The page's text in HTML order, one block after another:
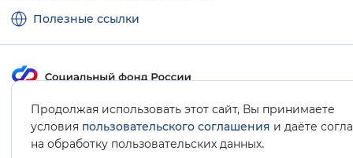
Продолжая использовать этот сайт, Вы принимаете
условия пользовательского соглашения и даёте
на обработку пользовательских данных.
Полезные ссылки
Карта сайта